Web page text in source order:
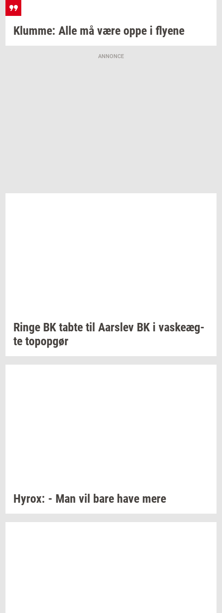
Klum­me: Alle må være oppe i fly­e­ne
ANNONCE
Ringe BK tabte til Aars­lev BK i va­ske­æg­
te topop­gør
Hyrox: - Man vil bare have mere